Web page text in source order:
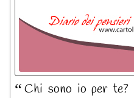
Chi sono io per